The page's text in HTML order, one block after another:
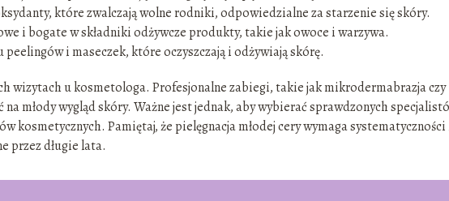
które zwalczają wolne rodniki, odpowiedzialne za starzenie się skóry.
i bogate w składniki odżywcze produkty, takie jak owoce i warzywa.
i maseczek, które oczyszczają i odżywiają skórę.
wizytach u kosmetologa. Profesjonalne zabiegi, takie jak mikrodermabrazja czy
na młody wygląd skóry. Ważne jest jednak, aby wybierać sprawdzonych
kosmetycznych. Pamiętaj, że pielęgnacja młodej cery wymaga
przez długie lata.